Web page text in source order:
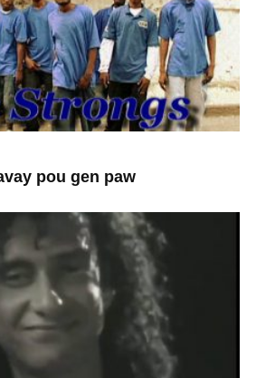
pou gen paw